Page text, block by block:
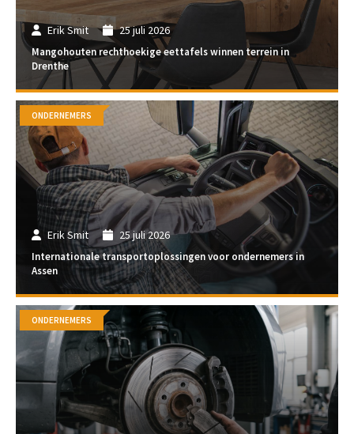
Erik Smit 25 juli 2026
Mangohouten rechthoekige eettafels winnen terrein in
Drenthe
Erik Smit 25 juli 2026
Internationale transportoplossingen voor ondernemers in
Assen
ONDERNEMERS
ONDERNEMERS